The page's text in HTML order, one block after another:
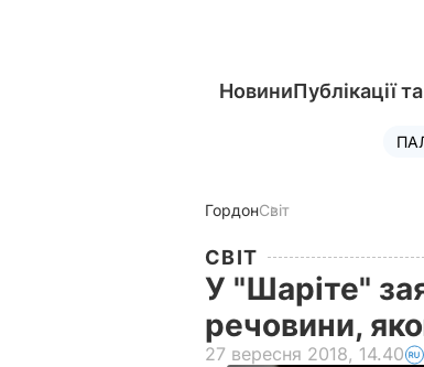
НовиниПублікації
ГордонСвіт
СВІТ
У "Шаріте"
речовини,
27 вересня 2018, 14.40